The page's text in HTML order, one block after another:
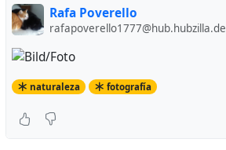
Rafa Poverello
rafapoverello1777@hub.hubzilla.de
naturaleza fotografía